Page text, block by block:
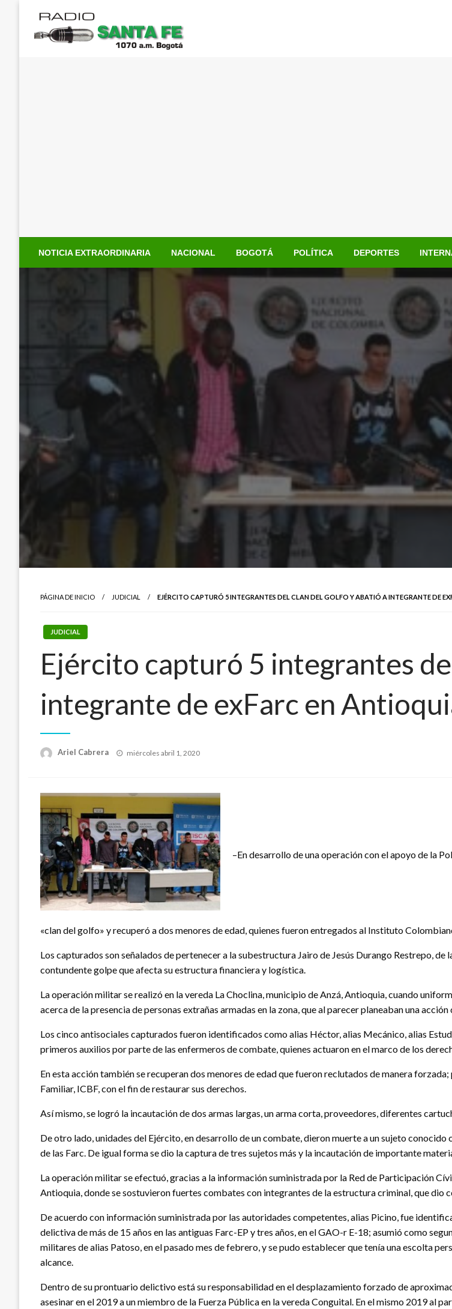
contenido
NOTICIA EXTRAORDINARIA NACIONAL BOGOTÁ POLÍTICA DEPORTES
PÁGINA DE INICIO JUDICIAL EJÉRCITO CAPTURÓ 5 INTEGRANTES DEL CLAN DEL GOLFO Y ABATIÓ A INTEGRANTE DE
JUDICIAL
Ejército capturó 5 integrantes
integrante de exFarc en
Ariel Cabrera
Publicado
miércoles abril 1, 2020
–En desarrollo de una operación con el apoyo de la
«clan del golfo» y recuperó a dos menores de edad, quienes fueron entregados al Instituto
Los capturados son señalados de pertenecer a la subestructura Jairo de Jesús Durango Restrepo,
contundente golpe que afecta su estructura financiera y logística.
La operación militar se realizó en la vereda La Choclina, municipio de Anzá, Antioquia, cuando
acerca de la presencia de personas extrañas armadas en la zona, que al parecer planeaban una
Los cinco antisociales capturados fueron identificados como alias Héctor, alias Mecánico, alias
primeros auxilios por parte de las enfermeros de combate, quienes actuaron en el marco de los
En esta acción también se recuperan dos menores de edad que fueron reclutados de manera
Familiar, ICBF, con el fin de restaurar sus derechos.
Así mismo, se logró la incautación de dos armas largas, un arma corta, proveedores, diferentes
De otro lado, unidades del Ejército, en desarrollo de un combate, dieron muerte a un sujeto
de las Farc. De igual forma se dio la captura de tres sujetos más y la incautación de importante
La operación militar se efectuó, gracias a la información suministrada por la Red de Participación
Antioquia, donde se sostuvieron fuertes combates con integrantes de la estructura criminal, que
De acuerdo con información suministrada por las autoridades competentes, alias Picino, fue
delictiva de más de 15 años en las antiguas Farc-EP y tres años, en el GAO-r E-18; asumió como
militares de alias Patoso, en el pasado mes de febrero, y se pudo establecer que tenía una escolta
alcance.
Dentro de su prontuario delictivo está su responsabilidad en el desplazamiento forzado de
asesinar en el 2019 a un miembro de la Fuerza Pública en la vereda Conguital. En el mismo 2019 al